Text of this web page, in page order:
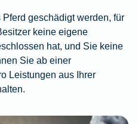
geschädigt werden, für
keine eigene
hat, und Sie keine
Sie ab einer
Leistungen aus Ihrer